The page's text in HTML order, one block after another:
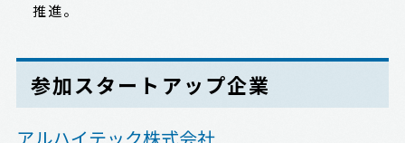
推進。
参加スタートアップ企業